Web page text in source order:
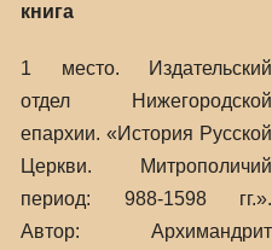
книга
1 место. Издательский
отдел Нижегородской
епархии. «История Русской
Церкви. Митрополичий
период: 988-1598 гг.».
Автор: Архимандрит